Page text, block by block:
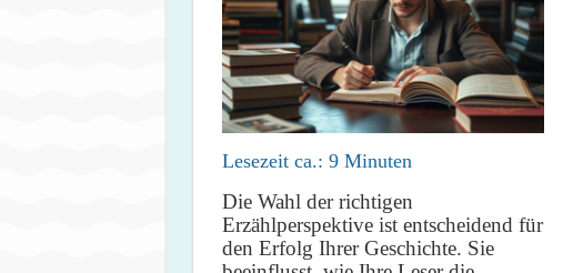
Lesezeit ca.: 9 Minuten
Die Wahl der richtigen
Erzählperspektive ist entscheidend für
den Erfolg Ihrer Geschichte. Sie